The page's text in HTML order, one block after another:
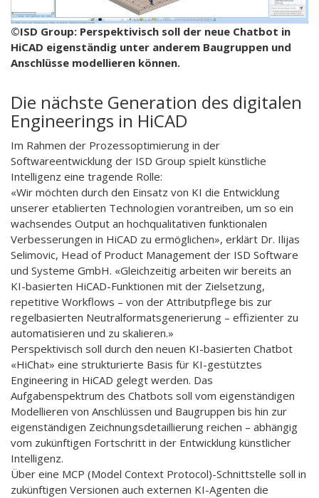
©ISD Group: Perspektivisch soll der neue Chatbot in
HiCAD eigenständig unter anderem Baugruppen und
Anschlüsse modellieren können.
Die nächste Generation des digitalen
Engineerings in HiCAD
Im Rahmen der Prozessoptimierung in der
Softwareentwicklung der ISD Group spielt künstliche
Intelligenz eine tragende Rolle:
«Wir möchten durch den Einsatz von KI die Entwicklung
unserer etablierten Technologien vorantreiben, um so ein
wachsendes Output an hochqualitativen funktionalen
Verbesserungen in HiCAD zu ermöglichen», erklärt Dr. Ilijas
Selimovic, Head of Product Management der ISD Software
und Systeme GmbH. «Gleichzeitig arbeiten wir bereits an
KI-basierten HiCAD-Funktionen mit der Zielsetzung,
repetitive Workflows – von der Attributpflege bis zur
regelbasierten Neutralformatsgenerierung – effizienter zu
automatisieren und zu skalieren.»
Perspektivisch soll durch den neuen KI-basierten Chatbot
«HiChat» eine strukturierte Basis für KI-gestütztes
Engineering in HiCAD gelegt werden. Das
Aufgabenspektrum des Chatbots soll vom eigenständigen
Modellieren von Anschlüssen und Baugruppen bis hin zur
eigenständigen Zeichnungsdetaillierung reichen – abhängig
vom zukünftigen Fortschritt in der Entwicklung künstlicher
Intelligenz.
Über eine MCP (Model Context Protocol)-Schnittstelle soll in
zukünftigen Versionen auch externen KI-Agenten die